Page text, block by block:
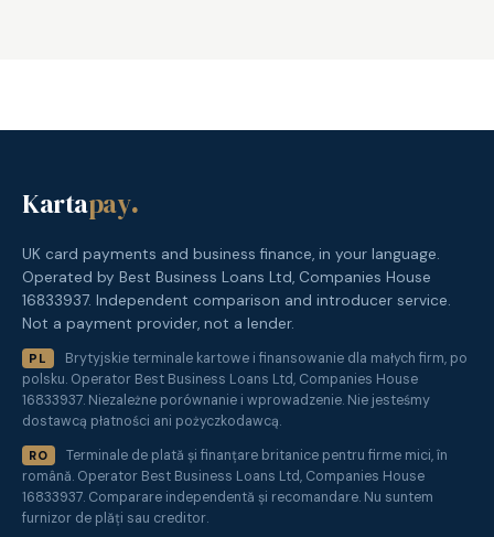
Kartapay.
UK card payments and business finance, in your language.
Operated by Best Business Loans Ltd, Companies House
16833937. Independent comparison and introducer service.
Not a payment provider, not a lender.
PL
Brytyjskie terminale kartowe i finansowanie dla małych firm, po
polsku. Operator Best Business Loans Ltd, Companies House
16833937. Niezależne porównanie i wprowadzenie. Nie jesteśmy
dostawcą płatności ani pożyczkodawcą.
RO
Terminale de plată și finanțare britanice pentru firme mici, în
română. Operator Best Business Loans Ltd, Companies House
16833937. Comparare independentă și recomandare. Nu suntem
furnizor de plăți sau creditor.